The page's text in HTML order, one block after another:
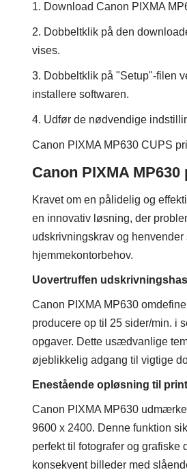
1. Download Canon PIXMA
2. Dobbeltklik på den
vises.
3. Dobbeltklik på "Setup"-filen
installere softwaren.
4. Udfør de nødvendige
Canon PIXMA MP630 CUPS
Canon PIXMA
Kravet om en pålidelig og
en innovativ løsning, der
udskrivningskrav og
hjemmekontorbehov.
Uovertruffen
Canon PIXMA MP630
producere op til 25 sider/min. i
opgaver. Dette usædvanlige
øjeblikkelig adgang til vigtige
Enestående opløsning til
Canon PIXMA MP630
9600 x 2400. Denne funktion
perfekt til fotografer og grafiske
konsekvent billeder med